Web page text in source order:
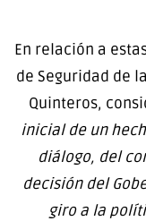
En relación a
de Seguridad de
Quinteros,
inicial de un
diálogo, del
decisión del
giro a la